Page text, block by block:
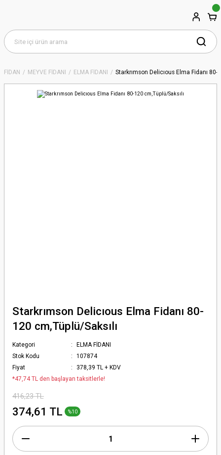
FİDAN MEYVE FİDANI ELMA FİDANI Starkrımson Delicıous Elma Fidanı 80-
Starkrımson Delicıous Elma Fidanı 80-
120 cm,Tüplü/Saksılı
Kategori
ELMA FİDANI
Stok Kodu
107874
Fiyat
378,39 TL + KDV
*47,74 TL den başlayan taksitlerle!
416,23 TL
374,61 TL %10